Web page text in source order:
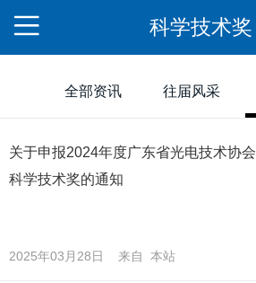
科学技术奖
全部资讯 往届风采
关于申报2024年度广东省光电技术协会
科学技术奖的通知
2025年03月28日 来自 本站